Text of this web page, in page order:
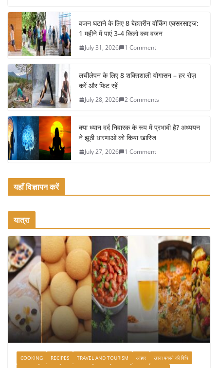
c
e
b
o
o
k
itt
er e
वजन घटाने के लिए 8 बेहतरीन वॉकिंग एक्सरसाइज:
1 महीने में पाएं 3-4 किलो कम वजन
July 31, 2026 1 Comment
लचीलेपन के लिए 8 शक्तिशाली योगासन – हर रोज़
करें और फिट रहें
July 28, 2026 2 Comments
क्या ध्यान दर्द निवारक के रूप में प्रभावी है? अध्ययन
ने झूठी धारणाओं को किया खारिज
July 27, 2026 1 Comment
यहाँ विज्ञापन करें
यात्रा
COOKING RECIPES TRAVEL AND TOURISM आहार
खाना पकाने की विधि